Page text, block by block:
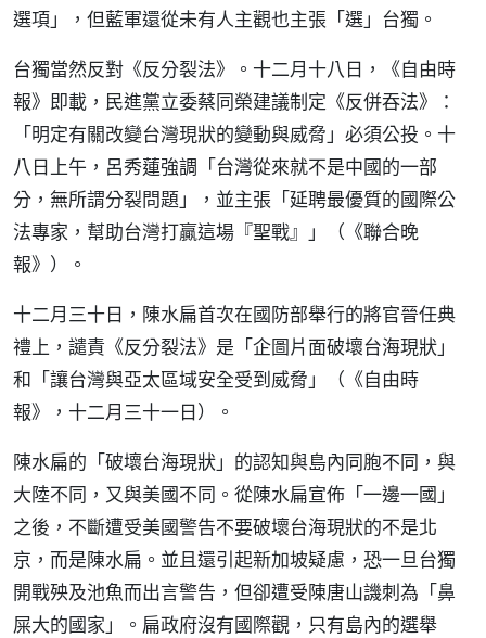
選項」，但藍軍還從未有人主觀也主張「選」台獨。
台獨當然反對《反分裂法》。十二月十八日，《自由時
報》即載，民進黨立委蔡同榮建議制定《反併吞法》：
「明定有關改變台灣現狀的變動與威脅」必須公投。十
八日上午，呂秀蓮強調「台灣從來就不是中國的一部
分，無所謂分裂問題」，並主張「延聘最優質的國際公
法專家，幫助台灣打贏這場『聖戰』」（《聯合晚
報》）。
十二月三十日，陳水扁首次在國防部舉行的將官晉任典
禮上，譴責《反分裂法》是「企圖片面破壞台海現狀」
和「讓台灣與亞太區域安全受到威脅」（《自由時
報》，十二月三十一日）。
陳水扁的「破壞台海現狀」的認知與島內同胞不同，與
大陸不同，又與美國不同。從陳水扁宣佈「一邊一國」
之後，不斷遭受美國警告不要破壞台海現狀的不是北
京，而是陳水扁。並且還引起新加坡疑慮，恐一旦台獨
開戰殃及池魚而出言警告，但卻遭受陳唐山譏刺為「鼻
屎大的國家」。扁政府沒有國際觀，只有島內的選舉